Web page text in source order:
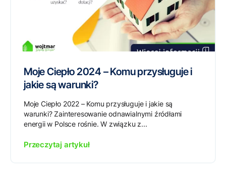
Moje Ciepło 2024 – Komu przysługuje i
jakie są warunki?
Moje Ciepło 2022 – Komu przysługuje i jakie są
warunki? Zainteresowanie odnawialnymi źródłami
energii w Polsce rośnie. W związku z...
Przeczytaj artykuł